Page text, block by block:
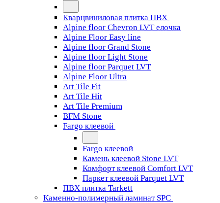
Кварцвиниловая плитка ПВХ
Alpine floor Chevron LVT елочка
Alpine Floor Easy line
Alpine floor Grand Stone
Alpine floor Light Stone
Alpine floor Parquet LVT
Alpine Floor Ultra
Art Tile Fit
Art Tile Hit
Art Tile Premium
BFM Stone
Fargo клеевой
Fargo клеевой
Камень клеевой Stone LVT
Комфорт клеевой Comfort LVT
Паркет клеевой Parquet LVT
ПВХ плитка Tarkett
Каменно-полимерный ламинат SPC